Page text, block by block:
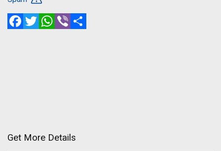
FacebookTwitterWhatsApp
Viber
Get More Details